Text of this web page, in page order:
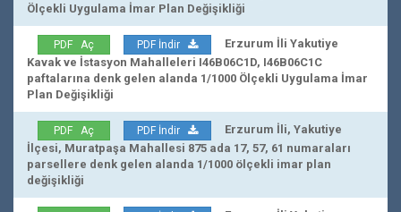
Ölçekli Uygulama İmar Plan Değişikliği
PDF Aç PDF İndir
Erzurum İli Yakutiye
Kavak ve İstasyon Mahalleleri I46B06C1D, I46B06C1C
paftalarına denk gelen alanda 1/1000 Ölçekli Uygulama İmar
Plan Değişikliği
PDF Aç PDF İndir
Erzurum İli, Yakutiye
İlçesi, Muratpaşa Mahallesi 875 ada 17, 57, 61 numaraları
parsellere denk gelen alanda 1/1000 ölçekli imar plan
değişikliği